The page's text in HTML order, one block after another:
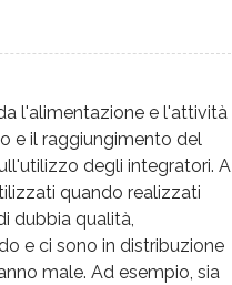
l'alimentazione e l'attività
e il raggiungimento del
degli integratori. A
quando realizzati
dubbia qualità,
e ci sono in distribuzione
male. Ad esempio, sia